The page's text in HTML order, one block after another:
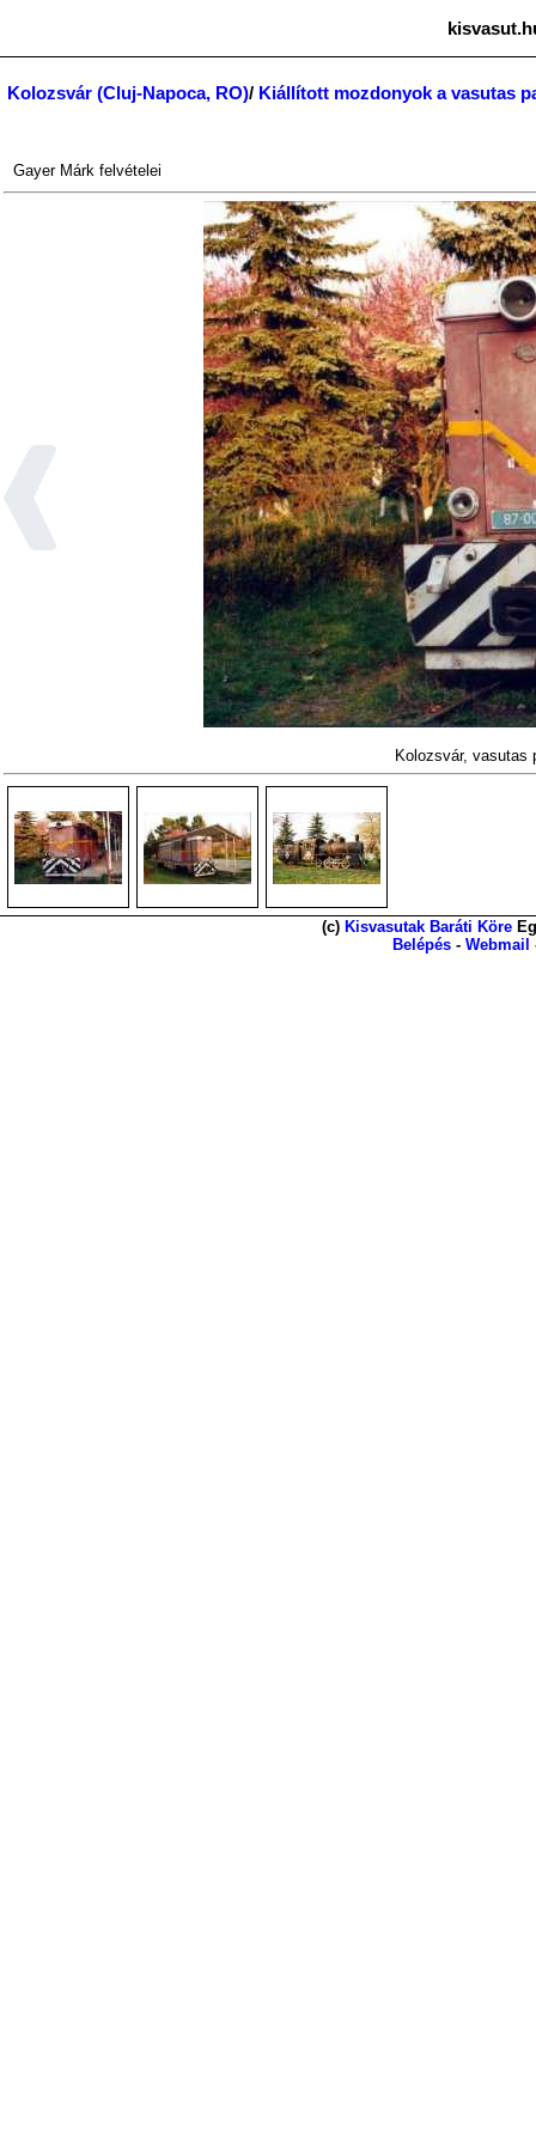
Kolozsvár (Cluj-Napoca, RO)/ Kiállított mozdonyok a vasutas
Gayer Márk felvételei
Kolozsvár, vasutas
(c) Kisvasutak Baráti Köre
Belépés - Webmail